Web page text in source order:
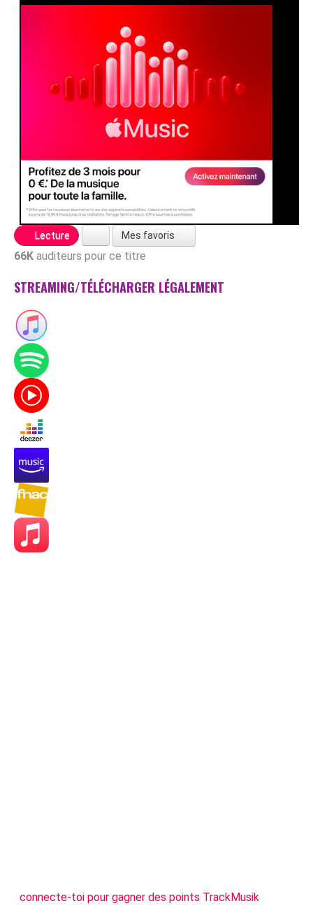
Lecture Mes favoris
66K auditeurs pour ce titre
STREAMING/TÉLÉCHARGER LÉGALEMENT
connecte-toi pour gagner des points TrackMusik